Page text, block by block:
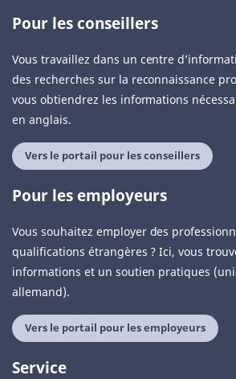
Pour les conseillers
Vous travaillez dans un centre
des recherches sur la reconnaissance
vous obtiendrez les informations
en anglais.
Vers le portail pour les conseillers
Pour les employeurs
Vous souhaitez employer des
qualifications étrangères ? Ici, vous
informations et un soutien pratiques
allemand).
Vers le portail pour les employeurs
Service